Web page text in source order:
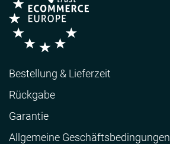
Bestellung & Lieferzeit
Rückgabe
Garantie
Allgemeine Geschäftsbedingungen